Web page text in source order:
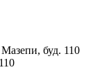
Мазепи, буд. 110